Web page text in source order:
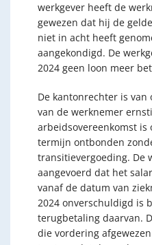
werkgever heeft de
gewezen dat hij de
niet in acht heeft
aangekondigd. De
2024 geen loon meer
De kantonrechter is
van de werknemer
arbeidsovereenkomst is
termijn ontbonden
transitievergoeding. De
aangevoerd dat het
vanaf de datum van
2024 onverschuldigd is
terugbetaling daarvan.
die vordering